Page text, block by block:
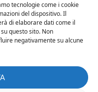
tecnologie come i cookie
del dispositivo. Il
di elaborare dati come il
questo sito. Non
negativamente su alcune